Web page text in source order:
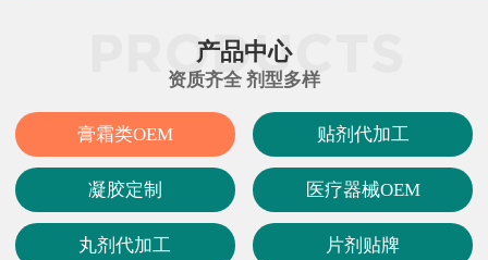
产品中心
资质齐全 剂型多样
膏霜类OEM 贴剂代加工
凝胶定制 医疗器械OEM
丸剂代加工 片剂贴牌